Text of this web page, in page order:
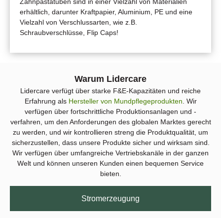
erhältlich, darunter Kraftpapier, Aluminium, PE und eine
Vielzahl von Verschlussarten, wie z.B.
Schraubverschlüsse, Flip Caps!
Warum Lidercare
Lidercare verfügt über starke F&E-Kapazitäten und reiche
Erfahrung als Hersteller von Mundpflegeprodukten . Wir
verfügen über fortschrittliche Produktionsanlagen und -
verfahren, um den Anforderungen des globalen Marktes gerecht
zu werden, und wir kontrollieren streng die Produktqualität, um
sicherzustellen, dass unsere Produkte sicher und wirksam sind.
Wir verfügen über umfangreiche Vertriebskanäle in der ganzen
Welt und können unseren Kunden einen bequemen Service
bieten.
Stromerzeugung